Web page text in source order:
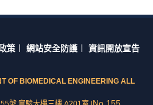
策︱ 網站安全防護︱ 資訊開放宣告
OF BIOMEDICAL ENGINEERING ALL